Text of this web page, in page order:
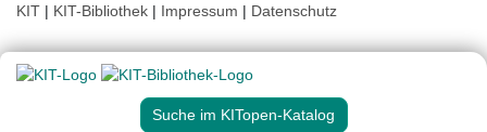
KIT | KIT-Bibliothek | Impressum | Datenschutz
Suche im KITopen-Katalog